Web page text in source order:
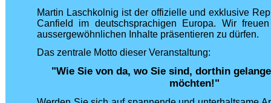
Martin Laschkolnig ist der offizielle und exklusive
Canfield im deutschsprachigen Europa. Wir
aussergewöhnlichen Inhalte präsentieren zu dürfen.
Das zentrale Motto dieser Veranstaltung:
"Wie Sie von da, wo Sie sind, dorthin
möchten!"